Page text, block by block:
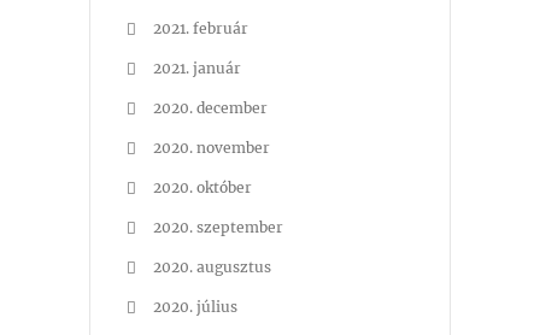
2021. február
2021. január
2020. december
2020. november
2020. október
2020. szeptember
2020. augusztus
2020. július